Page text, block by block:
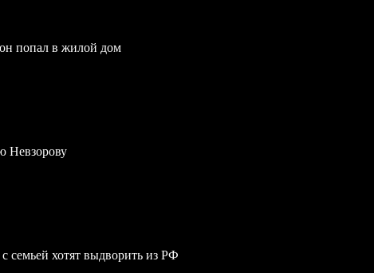
попал в жилой дом
Невзорову
семьей хотят выдворить из РФ